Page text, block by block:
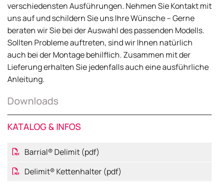
verschiedensten Ausführungen. Nehmen Sie Kontakt mit
uns auf und schildern Sie uns Ihre Wünsche – Gerne
beraten wir Sie bei der Auswahl des passenden Modells.
Sollten Probleme auftreten, sind wir Ihnen natürlich
auch bei der Montage behilflich. Zusammen mit der
Lieferung erhalten Sie jedenfalls auch eine ausführliche
Anleitung.
Downloads
KATALOG & INFOS
Barrial® Delimit (pdf)
Delimit® Kettenhalter (pdf)